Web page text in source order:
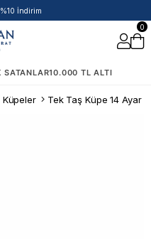
İndirim
0
SATANLAR10.000 TL ALTI
Küpeler Tek Taş Küpe 14 Ayar